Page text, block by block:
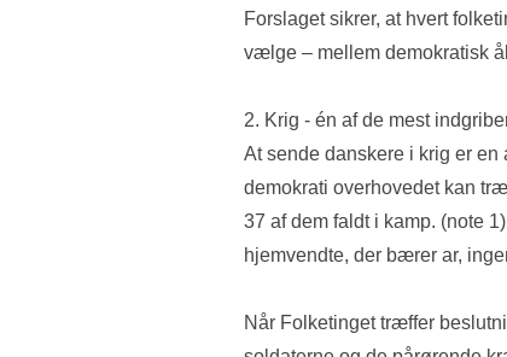
Forslaget sikrer, at hvert
vælge – mellem demokratisk
2. Krig - én af de mest
At sende danskere i krig er
demokrati overhovedet kan
37 af dem faldt i kamp. (note
hjemvendte, der bærer ar,
Når Folketinget træffer